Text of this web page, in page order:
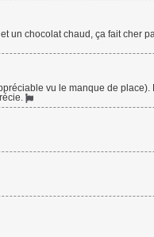
un chocolat chaud, ça fait
vu le manque de